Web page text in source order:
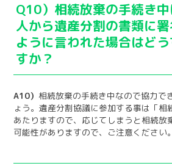
Q10）相続放棄の手続き
人から遺産分割の書類に
ように言われた場合はど
すか？
A10） 相続放棄の手続き中なので協力で
ょう。遺産分割協議に参加する事は「相
あたりますので、応じてしまうと相続放
可能性がありますので、ご注意ください。